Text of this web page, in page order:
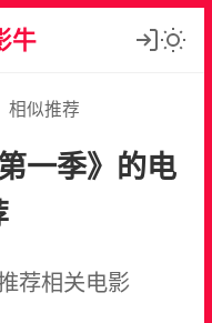
牛
相似推荐
一季》的电
荐相关电影